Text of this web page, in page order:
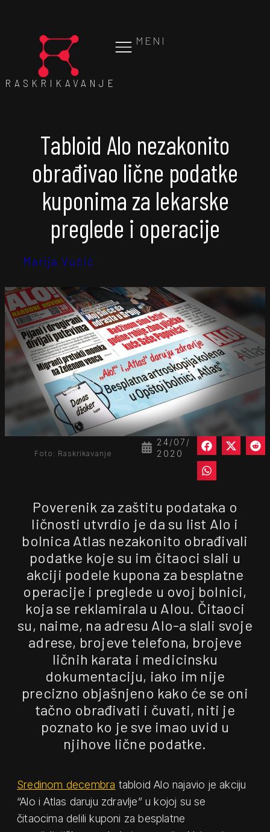
MENI
RASKRIKAVANJE
Tabloid Alo nezakonito
obrađivao lične podatke
kuponima za lekarske
preglede i operacije
Marija Vučić
24/07/
2020
Foto: Raskrikavanje
Poverenik za zaštitu podataka o
ličnosti utvrdio je da su list Alo i
bolnica Atlas nezakonito obrađivali
podatke koje su im čitaoci slali u
akciji podele kupona za besplatne
operacije i preglede u ovoj bolnici,
koja se reklamirala u Alou. Čitaoci
su, naime, na adresu Alo-a slali svoje
adrese, brojeve telefona, brojeve
ličnih karata i medicinsku
dokumentaciju, iako im nije
precizno objašnjeno kako će se oni
tačno obrađivati i čuvati, niti je
poznato ko je sve imao uvid u
njihove lične podatke.
Sredinom decembra tabloid Alo najavio je akciju
“Alo i Atlas daruju zdravlje” u kojoj su se
čitaocima delili kuponi za besplatne